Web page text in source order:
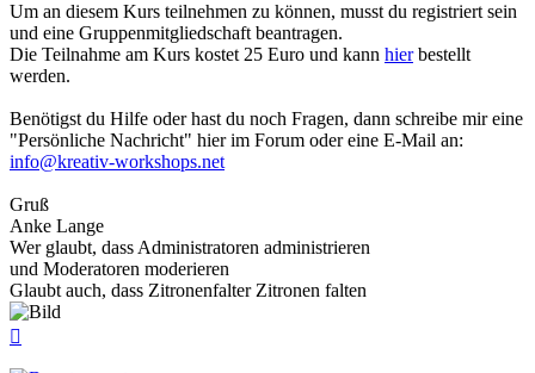
Um an diesem Kurs teilnehmen zu können, musst du registriert sein
und eine Gruppenmitgliedschaft beantragen.
Die Teilnahme am Kurs kostet 25 Euro und kann hierbestellt
werden.
Benötigst du Hilfe oder hast du noch Fragen, dann schreibe mir eine
"Persönliche Nachricht" hier im Forum oder eine E-Mail an:
info@kreativ-workshops.net
Gruß
Anke Lange
Wer glaubt, dass Administratoren administrieren
und Moderatoren moderieren
Glaubt auch, dass Zitronenfalter Zitronen falten